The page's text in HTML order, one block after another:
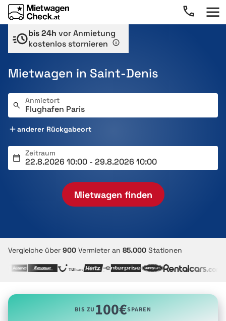
bis 24h vor Anmietung
kostenlos stornieren
Mietwagen in Saint-Denis
Anmietort
anderer Rückgabeort
Zeitraum
Mietwagen finden
Vergleiche über 900 Vermieter an 85.000 Stationen
BIS ZU100€SPAREN